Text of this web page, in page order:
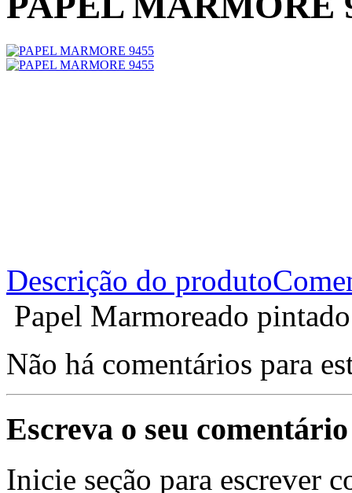
Descrição do produto
Papel Marmoreado
Não há comentários para
Escreva o seu comentário
Inicie seção para escrever